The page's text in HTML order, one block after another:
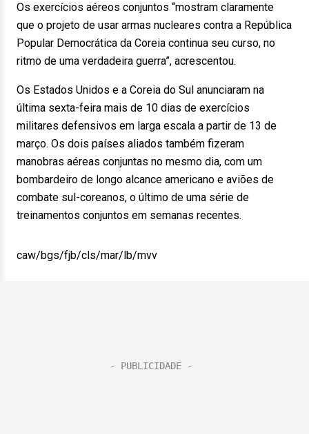
Os exercícios aéreos conjuntos “mostram claramente
que o projeto de usar armas nucleares contra a República
Popular Democrática da Coreia continua seu curso, no
ritmo de uma verdadeira guerra”, acrescentou.
Os Estados Unidos e a Coreia do Sul anunciaram na
última sexta-feira mais de 10 dias de exercícios
militares defensivos em larga escala a partir de 13 de
março. Os dois países aliados também fizeram
manobras aéreas conjuntas no mesmo dia, com um
bombardeiro de longo alcance americano e aviões de
combate sul-coreanos, o último de uma série de
treinamentos conjuntos em semanas recentes.
caw/bgs/fjb/cls/mar/lb/mvv